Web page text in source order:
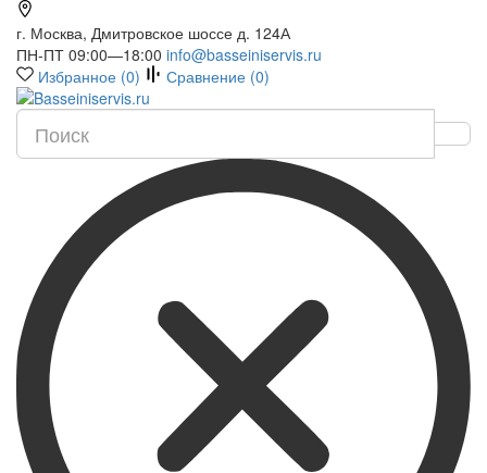
г. Москва, Дмитровское шоссе д. 124А
ПН-ПТ 09:00—18:00 info@basseiniservis.ru
Избранное (0) Сравнение (0)